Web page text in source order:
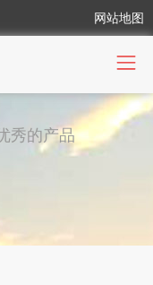
网站地图
秀的产品